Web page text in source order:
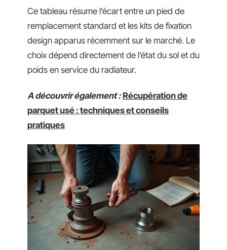
Ce tableau résume l’écart entre un pied de
remplacement standard et les kits de fixation
design apparus récemment sur le marché. Le
choix dépend directement de l’état du sol et du
poids en service du radiateur.
A découvrir également : Récupération de
parquet usé : techniques et conseils
pratiques